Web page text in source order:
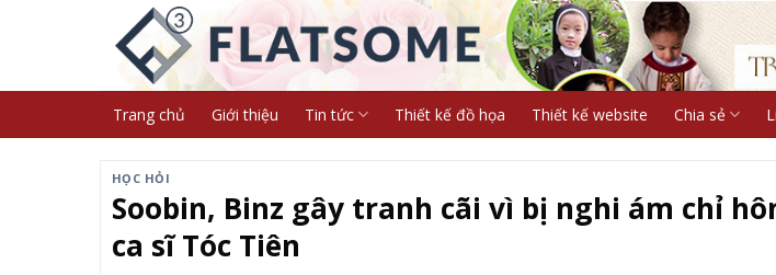
Trang chủ Giới thiệu Tin tức Thiết kế đồ họa Thiết kế website Chia sẻ
HỌC HỎI
Soobin, Binz gây tranh cãi vì bị nghi ám chỉ
ca sĩ Tóc Tiên